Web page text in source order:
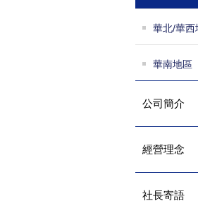
華北/華西
華南地區
公司簡介
經營理念
社長寄語